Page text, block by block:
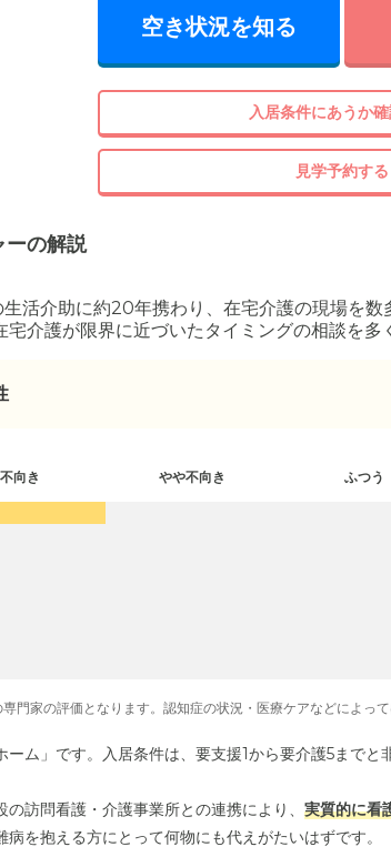
空き状況を知る
入居条件にあうか
見学予約する
ーの解説
活介助に約20年携わり、在宅介護の現場を
宅介護が限界に近づいたタイミングの相談を
不向き やや不向き ふつう
門家の評価となります。認知症の状況・医療ケアなどによっ
ム」です。入居条件は、要支援1から要介護5までと
訪問看護・介護事業所との連携により、 実質的に看
を抱える方にとって何物にも代えがたいはずです。